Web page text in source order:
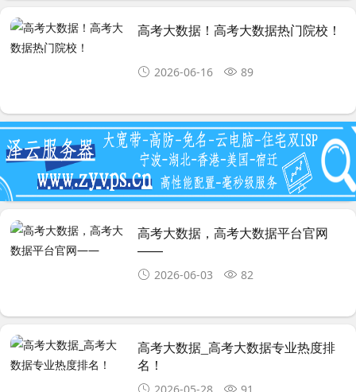
高考大数据！高考大数据热门院校！
2026-06-16 89
高考大数据，高考大数据平台官网
——
2026-06-03 82
高考大数据_高考大数据专业热度排
名！